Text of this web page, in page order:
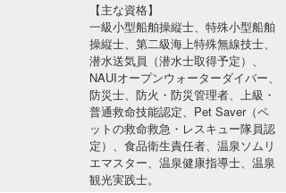
サーフィンエリアガイド
会員メニュー
今月のプレゼント
【主な資格】
一級小型船舶操縦士、特殊小型船舶
操縦士、第二級海上特殊無線技士、
潜水送気員（潜水士取得予定）、
NAUIオープンウォーターダイバー、
防災士、防火・防災管理者、上級・
普通救命技能認定、Pet Saver（ペ
ットの救命救急・レスキュー隊員認
定）、食品衛生責任者、温泉ソムリ
エマスター、温泉健康指導士、温泉
観光実践士。
ショップ情報
ショップ情報
ルール＆How to